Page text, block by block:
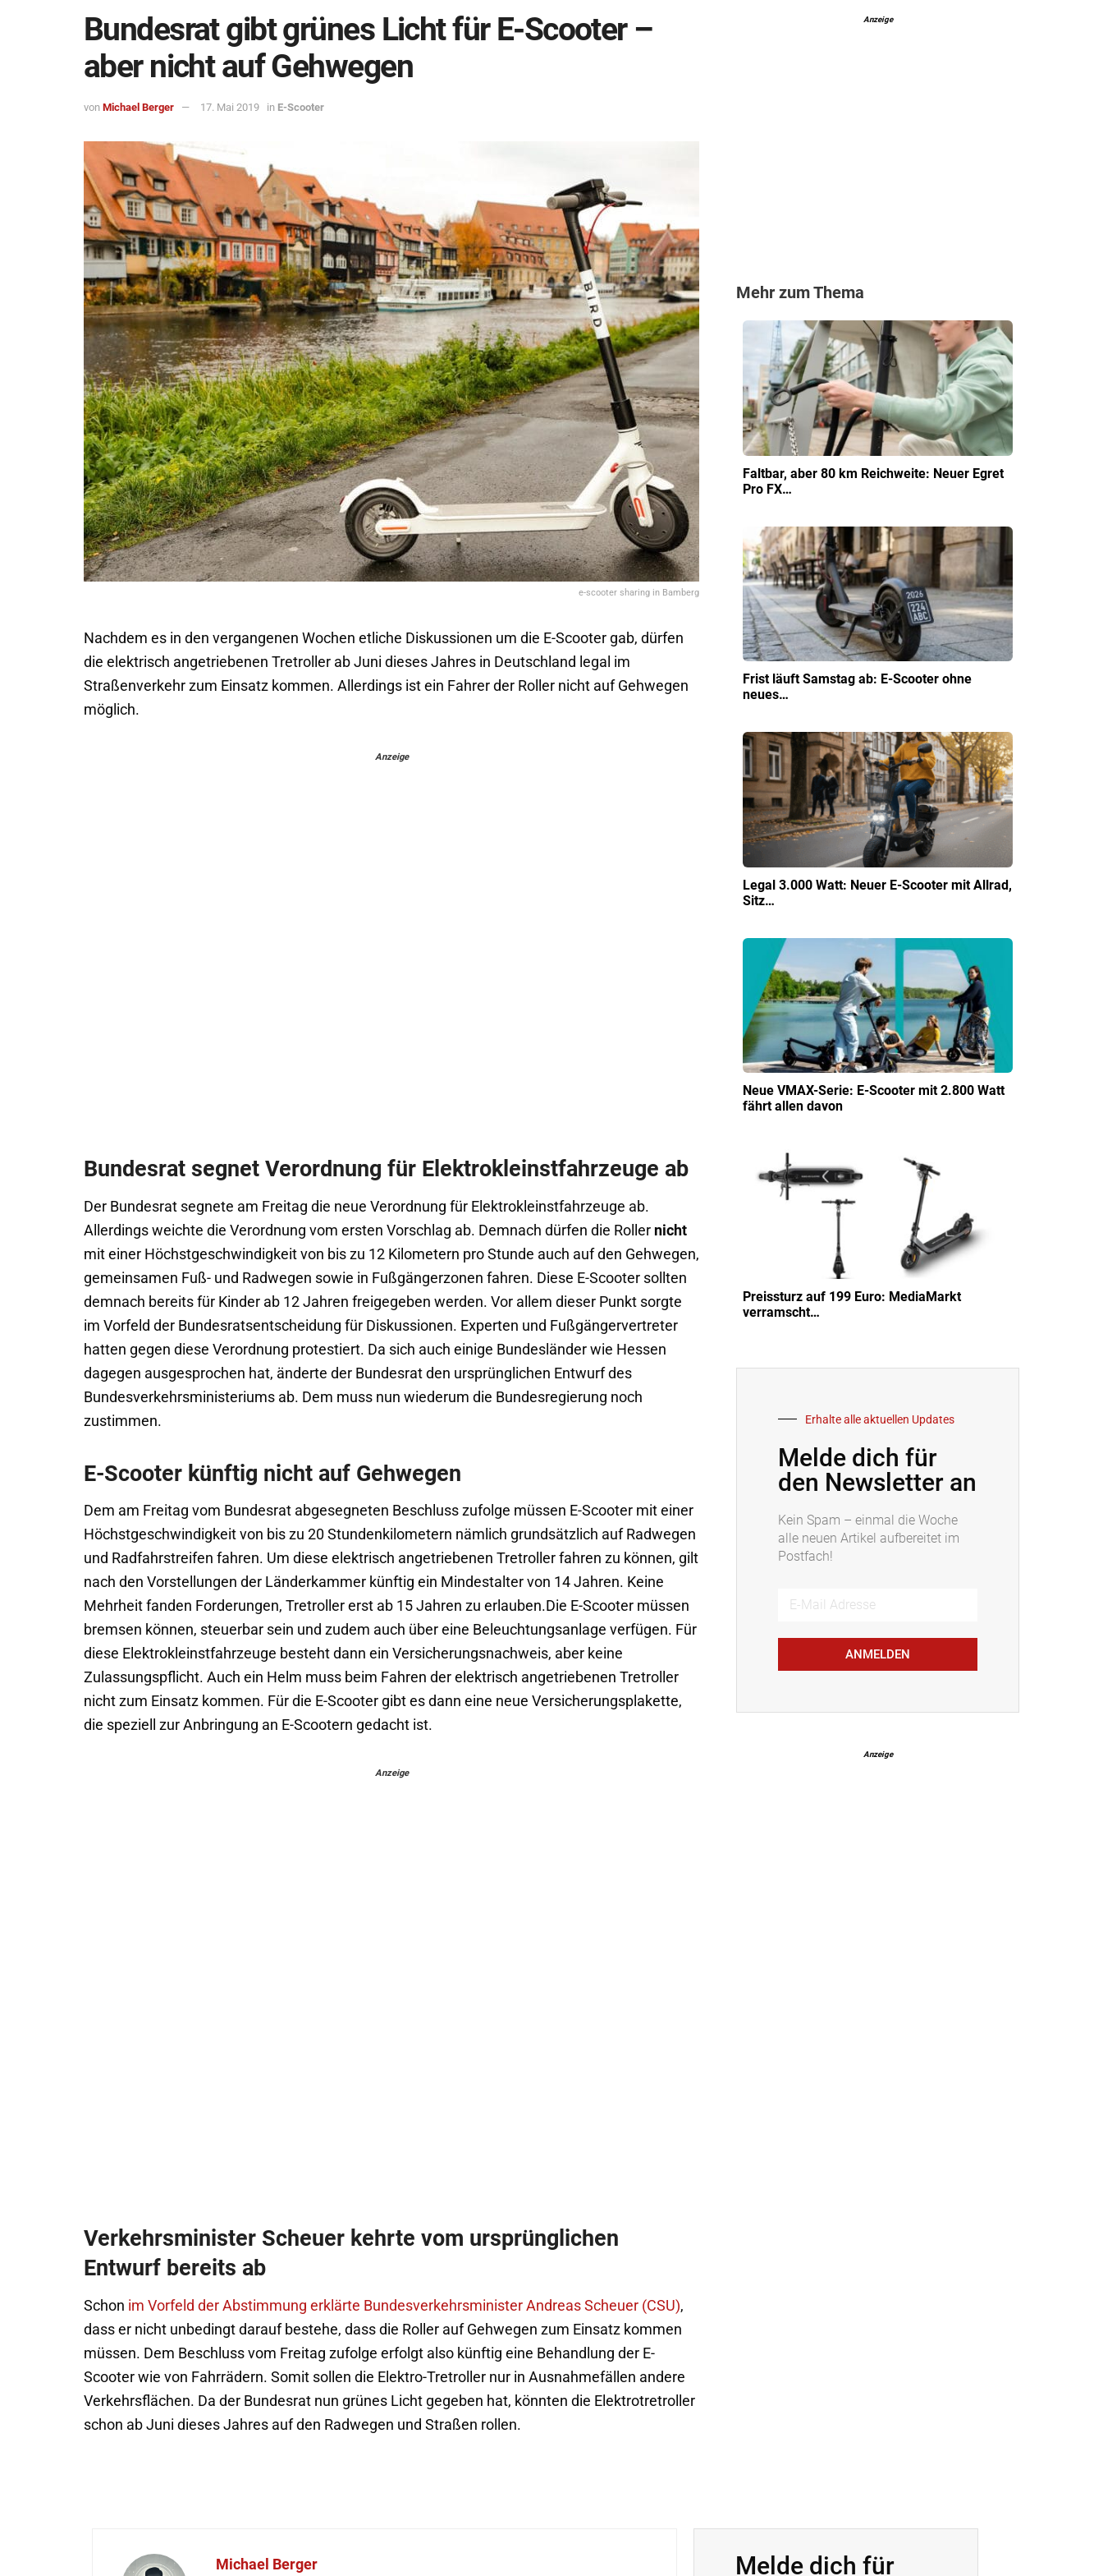
Bundesrat gibt grünes Licht für E-Scooter –
aber nicht auf Gehwegen
von Michael Berger 17. Mai 2019 in E-Scooter
e-scooter sharing in Bamberg
Nachdem es in den vergangenen Wochen etliche Diskussionen um die E-Scooter gab, dürfen
die elektrisch angetriebenen Tretroller ab Juni dieses Jahres in Deutschland legal im
Straßenverkehr zum Einsatz kommen. Allerdings ist ein Fahrer der Roller nicht auf Gehwegen
möglich.
Anzeige
Bundesrat segnet Verordnung für Elektrokleinstfahrzeuge ab
Der Bundesrat segnete am Freitag die neue Verordnung für Elektrokleinstfahrzeuge ab.
Allerdings weichte die Verordnung vom ersten Vorschlag ab. Demnach dürfen die Roller nicht
mit einer Höchstgeschwindigkeit von bis zu 12 Kilometern pro Stunde auch auf den Gehwegen,
gemeinsamen Fuß- und Radwegen sowie in Fußgängerzonen fahren. Diese E-Scooter sollten
demnach bereits für Kinder ab 12 Jahren freigegeben werden. Vor allem dieser Punkt sorgte
im Vorfeld der Bundesratsentscheidung für Diskussionen. Experten und Fußgängervertreter
hatten gegen diese Verordnung protestiert. Da sich auch einige Bundesländer wie Hessen
dagegen ausgesprochen hat, änderte der Bundesrat den ursprünglichen Entwurf des
Bundesverkehrsministeriums ab. Dem muss nun wiederum die Bundesregierung noch
zustimmen.
E-Scooter künftig nicht auf Gehwegen
Dem am Freitag vom Bundesrat abgesegneten Beschluss zufolge müssen E-Scooter mit einer
Höchstgeschwindigkeit von bis zu 20 Stundenkilometern nämlich grundsätzlich auf Radwegen
und Radfahrstreifen fahren. Um diese elektrisch angetriebenen Tretroller fahren zu können, gilt
nach den Vorstellungen der Länderkammer künftig ein Mindestalter von 14 Jahren. Keine
Mehrheit fanden Forderungen, Tretroller erst ab 15 Jahren zu erlauben.Die E-Scooter müssen
bremsen können, steuerbar sein und zudem auch über eine Beleuchtungsanlage verfügen. Für
diese Elektrokleinstfahrzeuge besteht dann ein Versicherungsnachweis, aber keine
Zulassungspflicht. Auch ein Helm muss beim Fahren der elektrisch angetriebenen Tretroller
nicht zum Einsatz kommen. Für die E-Scooter gibt es dann eine neue Versicherungsplakette,
die speziell zur Anbringung an E-Scootern gedacht ist.
Anzeige
Verkehrsminister Scheuer kehrte vom ursprünglichen
Entwurf bereits ab
Schon im Vorfeld der Abstimmung erklärte Bundesverkehrsminister Andreas Scheuer (CSU),
dass er nicht unbedingt darauf bestehe, dass die Roller auf Gehwegen zum Einsatz kommen
müssen. Dem Beschluss vom Freitag zufolge erfolgt also künftig eine Behandlung der E-
Scooter wie von Fahrrädern. Somit sollen die Elektro-Tretroller nur in Ausnahmefällen andere
Verkehrsflächen. Da der Bundesrat nun grünes Licht gegeben hat, könnten die Elektrotretroller
schon ab Juni dieses Jahres auf den Radwegen und Straßen rollen.
Anzeige
Mehr zum Thema
Faltbar, aber 80 km Reichweite: Neuer Egret
Pro FX…
Frist läuft Samstag ab: E-Scooter ohne
neues…
Legal 3.000 Watt: Neuer E-Scooter mit Allrad,
Sitz…
Neue VMAX-Serie: E-Scooter mit 2.800 Watt
fährt allen davon
Preissturz auf 199 Euro: MediaMarkt
verramscht…
Erhalte alle aktuellen Updates
Melde dich für
den Newsletter an
Kein Spam – einmal die Woche
alle neuen Artikel aufbereitet im
Postfach!
ANMELDEN
Anzeige
Michael Berger
Melde dich für